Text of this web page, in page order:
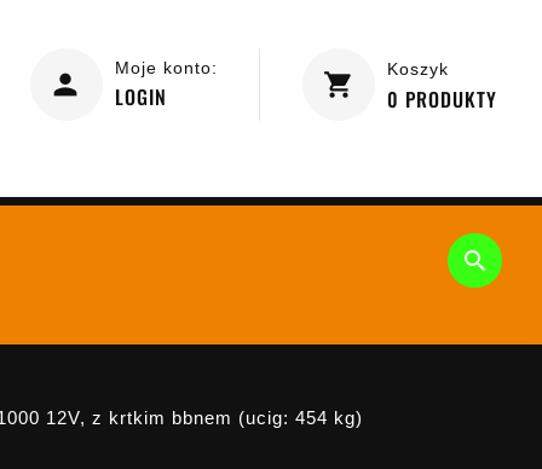
Koszyk
0 PRODUKTY
Moje konto:
LOGIN

12V, z krtkim bbnem (ucig: 454 kg)